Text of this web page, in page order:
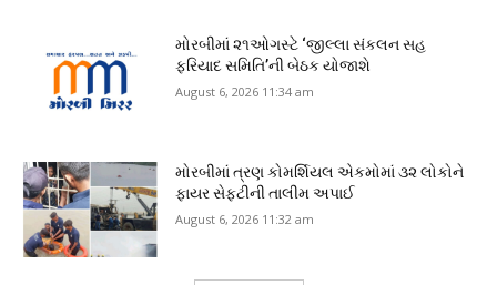
મોરબીમાં ૨૧ઓગસ્ટે ‘જીલ્લા સંકલન સહ
ફરિયાદ સમિતિ’ની બેઠક યોજાશે
August 6, 2026 11:34 am
મોરબીમાં ત્રણ કોમર્શિયલ એકમોમાં ૩૨ લોકોને
ફાયર સેફ્ટીની તાલીમ અપાઈ
August 6, 2026 11:32 am